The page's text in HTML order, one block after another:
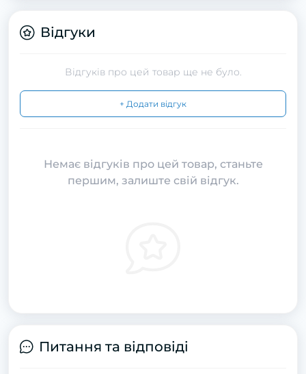
Відгуки
Відгуків про цей товар ще не було.
+ Додати відгук
Немає відгуків про цей товар, станьте
першим, залиште свій відгук.
Питання та відповіді